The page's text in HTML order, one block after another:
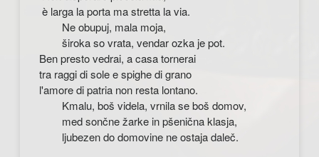
è larga la porta ma stretta la via.
Ne obupuj, mala moja,
široka so vrata, vendar ozka je pot.
Ben presto vedrai, a casa tornerai
tra raggi di sole e spighe di grano
l'amore di patria non resta lontano.
Kmalu, boš videla, vrnila se boš domov,
med sončne žarke in pšenična klasja,
ljubezen do domovine ne ostaja daleč.